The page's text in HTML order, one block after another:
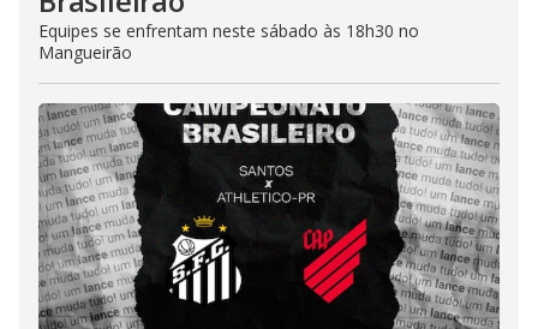
Equipes se enfrentam neste sábado às 18h30 no
Mangueirão